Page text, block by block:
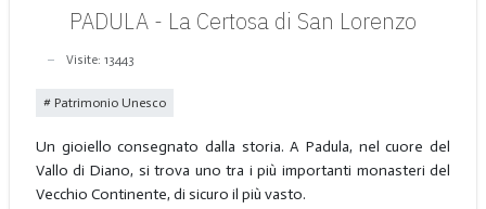
PADULA - La Certosa di San Lorenzo
Visite: 13443
Patrimonio Unesco
Un gioiello consegnato dalla storia. A Padula, nel cuore del
Vallo di Diano, si trova uno tra i più importanti monasteri del
Vecchio Continente, di sicuro il più vasto.